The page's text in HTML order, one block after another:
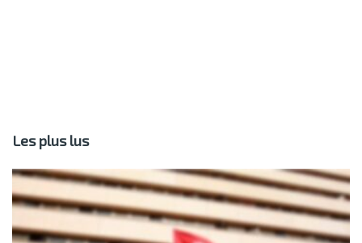
Les plus lus